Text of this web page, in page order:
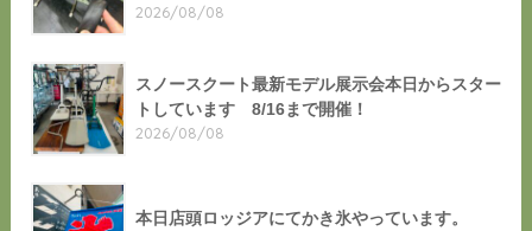
2026/08/08
スノースクート最新モデル展示会本日からスター
トしています 8/16まで開催！
2026/08/08
本日店頭ロッジアにてかき氷やっています。